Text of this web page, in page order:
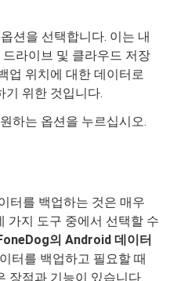
션을 선택합니다. 이는 내
라이브 및 클라우드 저장
업 위치에 대한 데이터로
기 위한 것입니다.
하는 옵션을 누르십시오.
터를 백업하는 것은 매우
가지 도구 중에서 선택할 수
의 Android 데이터
터를 백업하고 필요할 때
장점과 기능이 있습니다.